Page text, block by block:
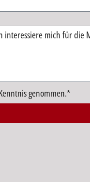
genommen.*